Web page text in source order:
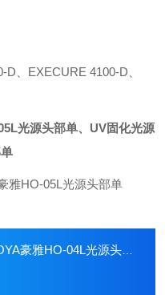
、EXECURE 4100-D、
光源头部单、 UV固化光源
豪雅HO-04L光源头部单